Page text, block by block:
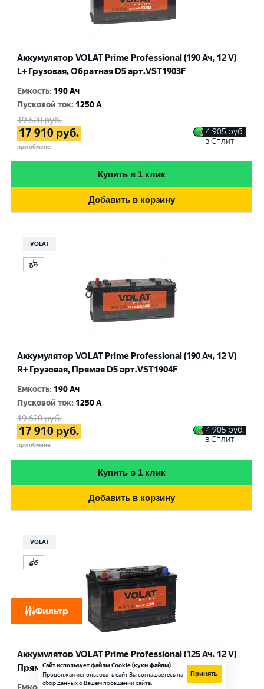
Фильтр
Аккумулятор VOLAT Prime Professional (190 Ач, 12 V)
L+ Грузовая, Обратная D5 арт.VST1903F
Емкость: 190 Ач
Пусковой ток: 1250 A
19 620руб.
17 910 руб.
при обмене
4 905 руб.
в Сплит
Купить в 1 клик
Добавить в корзину
VOLAT
Аккумулятор VOLAT Prime Professional (190 Ач, 12 V)
R+ Грузовая, Прямая D5 арт.VST1904F
Емкость: 190 Ач
Пусковой ток: 1250 A
19 620руб.
17 910 руб.
при обмене
4 905 руб.
в Сплит
Купить в 1 клик
Добавить в корзину
VOLAT
Аккумулятор VOLAT Prime Professional (125 Ач, 12 V)
Прямая, L+ D2 арт.VST1251
Сайт использует файлы Cookie (куки-файлы)
Продолжая использовать сайт Вы соглашаетесь на
сбор данных о Вашем посещении сайта.
Принять